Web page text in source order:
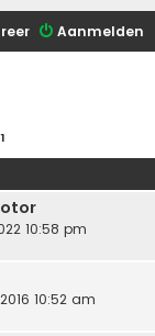
Aanmelden
1
10:58 pm
10:52 am